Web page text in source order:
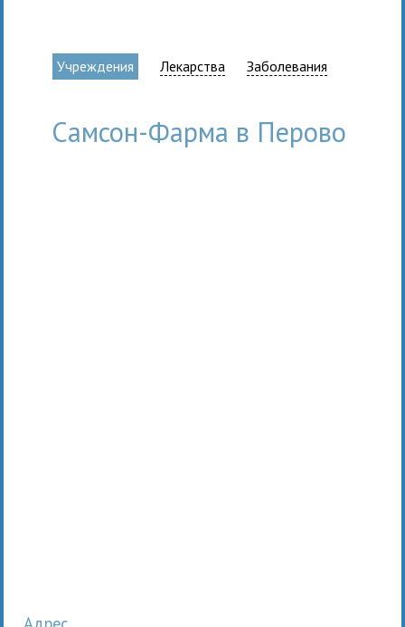
Учреждения Лекарства Заболевания
Самсон-Фарма в Перово